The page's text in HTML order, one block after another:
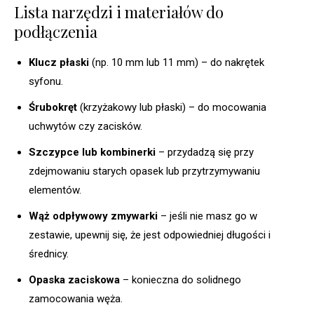
Lista narzędzi i materiałów do
podłączenia
Klucz płaski (np. 10 mm lub 11 mm) – do nakrętek
syfonu.
Śrubokręt (krzyżakowy lub płaski) – do mocowania
uchwytów czy zacisków.
Szczypce lub kombinerki – przydadzą się przy
zdejmowaniu starych opasek lub przytrzymywaniu
elementów.
Wąż odpływowy zmywarki – jeśli nie masz go w
zestawie, upewnij się, że jest odpowiedniej długości i
średnicy.
Opaska zaciskowa – konieczna do solidnego
zamocowania węża.